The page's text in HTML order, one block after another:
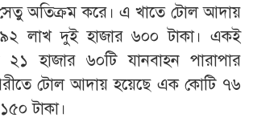
অতিক্রম করে। এ খাতে টোল আদায়
লাখ দুই হাজার ৬০০ টাকা। একই
২১ হাজার ৬০টি যানবাহন পারাপার
টোল আদায় হয়েছে এক কোটি ৭৬
টাকা।